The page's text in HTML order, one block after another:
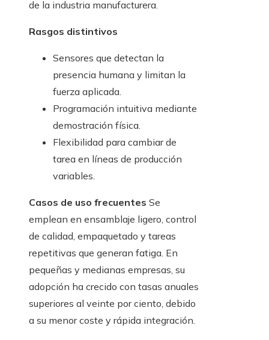
de la industria manufacturera.
Rasgos distintivos
Sensores que detectan la
presencia humana y limitan la
fuerza aplicada.
Programación intuitiva mediante
demostración física.
Flexibilidad para cambiar de
tarea en líneas de producción
variables.
Casos de uso frecuentes Se
emplean en ensamblaje ligero, control
de calidad, empaquetado y tareas
repetitivas que generan fatiga. En
pequeñas y medianas empresas, su
adopción ha crecido con tasas anuales
superiores al veinte por ciento, debido
a su menor coste y rápida integración.